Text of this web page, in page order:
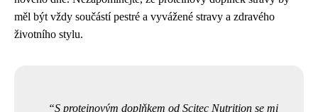
měl být vždy součástí pestré a vyvážené stravy a zdravého
životního stylu.
S proteinovým doplňkem od Scitec Nutrition se mi